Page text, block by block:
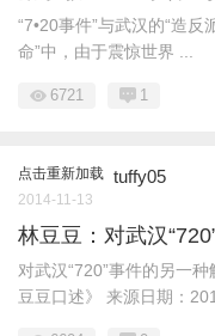
“7•20事件”与武汉的“造反
命”中，由于震惊世界 ...
6721 1
点击重新加载 tuffy05
2014-11-13
林豆豆：对武汉
对武汉“720”事件的另一
豆豆口述》 来源日期：